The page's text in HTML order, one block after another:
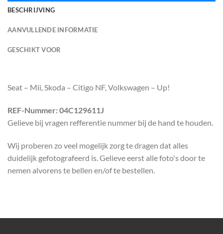
BESCHRIJVING
AANVULLENDE INFORMATIE
GESCHIKT VOOR
Seat – Mii, Skoda – Citigo NF, Volkswagen – Up!
REF-Nummer: 04C129611J
Gelieve bij vragen refferentie nummer bij de hand te houden.
Wij proberen zo veel mogelijk zorg te dragen dat alles
duidelijk gefotografeerd is. Gelieve eerst alle foto's door te
nemen alvorens te bellen en/of te bestellen.